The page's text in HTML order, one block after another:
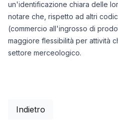
un'identificazione chiara delle
notare che, rispetto ad altri
(commercio all'ingrosso di
maggiore flessibilità per attività
settore merceologico.
Indietro